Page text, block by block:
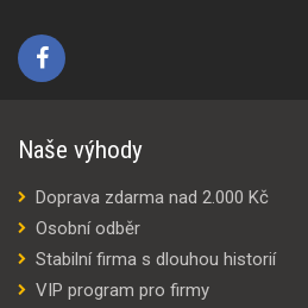
Naše výhody
Doprava zdarma nad 2.000 Kč
Osobní odběr
Stabilní firma s dlouhou historií
VIP program pro firmy